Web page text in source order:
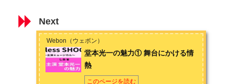
Next
Webon（ウェボン）
堂本光一の魅力① 舞台にかける情
熱
このページを読む